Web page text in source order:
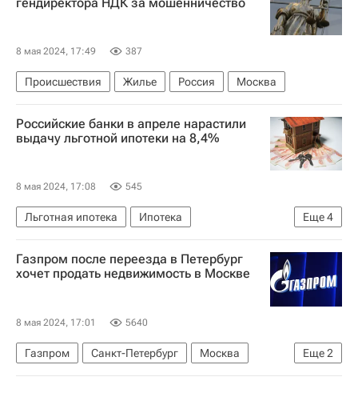
8 мая 2024, 17:49 387
Происшествия Жилье Россия Москва
Российские банки в апреле нарастили
выдачу льготной ипотеки на 8,4%
8 мая 2024, 17:08 545
Еще4
Льготная ипотека
Ипотека
Центральный Банк РФ (ЦБ РФ)
Россия
Кредиты
Банки
Газпром после переезда в Петербург
хочет продать недвижимость в Москве
8 мая 2024, 17:01 5640
Еще2
Газпром Санкт-Петербург
Москва
Офисы
Коммерческая недвижимость